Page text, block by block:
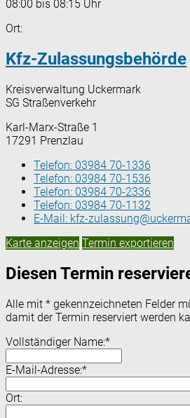
08:00 bis 08:15 Uhr
Ort:
Kfz-Zulassungsbehörde
Kreisverwaltung Uckermark
SG Straßenverkehr
Karl-Marx-Straße 1
17291 Prenzlau
Telefon: 03984 70-1336
Telefon: 03984 70-1536
Telefon: 03984 70-2336
Telefon: 03984 70-1132
E-Mail: kfz-
Karte anzeigen Termin exportieren
Diesen Termin
Alle mit * gekennzeichneten Felder
damit der Termin reserviert werden
Vollständiger Name:*
E-Mail-Adresse:*
Ort: